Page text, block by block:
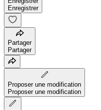
Enregistrer
Partager
Partager
Proposer une modification
Proposer une modification